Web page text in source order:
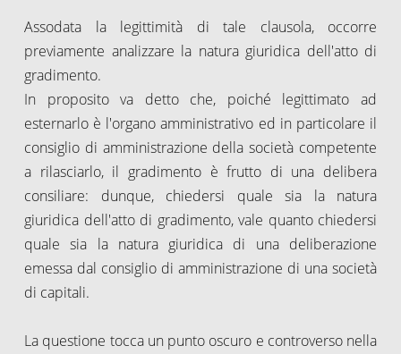
Assodata la legittimità di tale clausola, occorre
previamente analizzare la natura giuridica dell'atto di
gradimento.
In proposito va detto che, poiché legittimato ad
esternarlo è l'organo amministrativo ed in particolare il
consiglio di amministrazione della società competente
a rilasciarlo, il gradimento è frutto di una delibera
consiliare: dunque, chiedersi quale sia la natura
giuridica dell'atto di gradimento, vale quanto chiedersi
quale sia la natura giuridica di una deliberazione
emessa dal consiglio di amministrazione di una società
di capitali.
La questione tocca un punto oscuro e controverso nella